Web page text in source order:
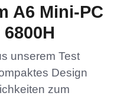
A6 Mini-PC
unserem Test
Design
zum